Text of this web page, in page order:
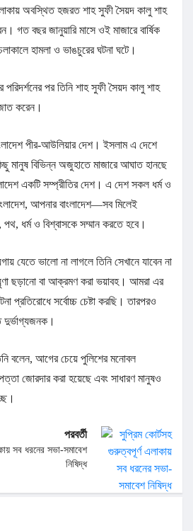
অবস্থিত হজরত শাহ সুফী সৈয়দ কালু শাহ
গত বছর জানুয়ারি মাসে ওই মাজারে বার্ষিক
হামলা ও ভাঙচুরের ঘটনা ঘটে।
পরিদর্শনের পর তিনি শাহ সুফী সৈয়দ কালু শাহ
করেন।
পীর-আউলিয়ার দেশ। ইসলাম এ দেশে
মানুষ বিভিন্ন অজুহাতে মাজারে আঘাত হানছে
একটি সম্প্রীতির দেশ। এ দেশ সকল ধর্ম ও
আপনার বাংলাদেশ—সব মিলেই
ধর্ম ও বিশ্বাসকে সম্মান করতে হবে।
যেতে ভালো না লাগলে তিনি সেখানে যাবেন না
ছড়ানো বা আক্রমণ করা ভয়াবহ। আমরা এর
প্রতিরোধে সর্বোচ্চ চেষ্টা করছি। তারপরও
দুর্ভাগ্যজনক।
বলেন, আগের চেয়ে পুলিশের মনোবল
জোরদার করা হয়েছে এবং সাধারণ মানুষও
পরবর্তী
সব ধরনের সভা-সমাবেশ
নিষিদ্ধ